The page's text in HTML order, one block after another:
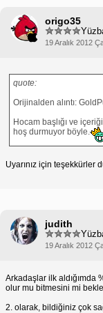
origo35
19 Aralık 2012
quote:
Orijinalden alıntı:
Hocam başlığı ve
hoş durmuyor böyle.
Uyarınız için teşekkürler
judith
19 Aralık 2012
Arkadaşlar ilk aldığımda
olur mu bitmesini mi
2. olarak, bildiğiniz çok